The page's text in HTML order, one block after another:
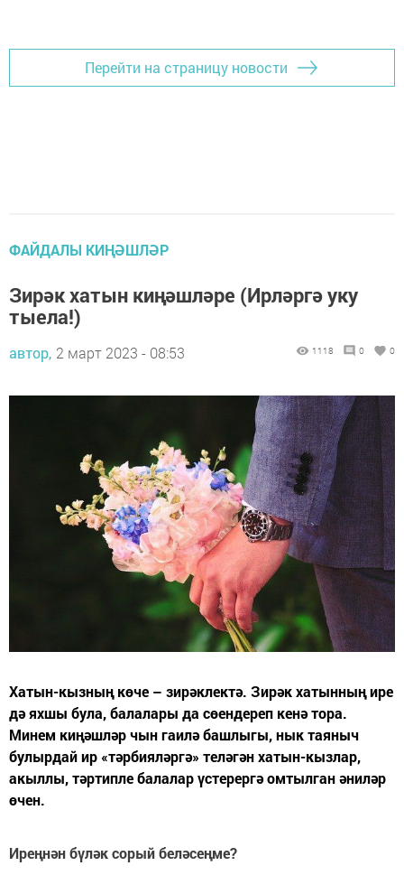
Перейти на страницу новости
ФАЙДАЛЫ КИҢӘШЛӘР
Зирәк хатын киңәшләре (Ирләргә уку
тыела!)
автор, 2 март 2023 - 08:53 1118 0 0
Хатын-кызның көче – зирәклектә. Зирәк хатынның ире
дә яхшы була, балалары да сөендереп кенә тора.
Минем киңәшләр чын гаилә башлыгы, нык таяныч
булырдай ир «тәрбияләргә» теләгән хатын-кызлар,
акыллы, тәртипле балалар үстерергә омтылган әниләр
өчен.
Иреңнән бүләк сорый беләсеңме?